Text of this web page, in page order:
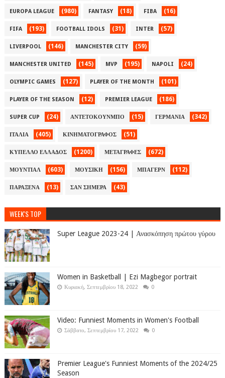
EUROPA LEAGUE (980) FANTASY (18) FIBA (16)
FIFA (193) FOOTBALL IDOLS (31) INTER (57)
LIVERPOOL (146) MANCHESTER CITY (59)
MANCHESTER UNITED (145) MVP (195) NAPOLI (24)
OLYMPIC GAMES (127) PLAYER OF THE MONTH (101)
PLAYER OF THE SEASON (12) PREMIER LEAGUE (186)
SUPER CUP (24) ΑΝΤΕΤΟΚΟΥΝΜΠΟ (15) ΓΕΡΜΑΝΙΑ (342)
ΙΤΑΛΙΑ (405) ΚΙΝΗΜΑΤΟΓΡΑΦΟΣ (51)
ΚΥΠΕΛΛΟ ΕΛΛΑΔΟΣ (1200) ΜΕΤΑΓΡΑΦΕΣ (672)
ΜΟΥΝΤΙΑΛ (603) ΜΟΥΣΙΚΗ (156) ΜΠΑΓΕΡΝ (112)
ΠΑΡΑΞΕΝΑ (13) ΣΑΝ ΣΗΜΕΡΑ (43)
WEEK'S TOP
Super League 2023-24 | Ανασκόπηση πρώτου γύρου
Women in Basketball | Ezi Magbegor portrait
Κυριακή, Σεπτεμβρίου 18, 2022 0
Video: Funniest Moments in Women's Football
Σάββατο, Σεπτεμβρίου 17, 2022 0
Premier League's Funniest Moments of the 2024/25
Season